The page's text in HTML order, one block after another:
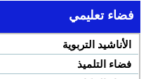
فضاء تعليمي
الأناشيد التربوية
فضاء التلميذ